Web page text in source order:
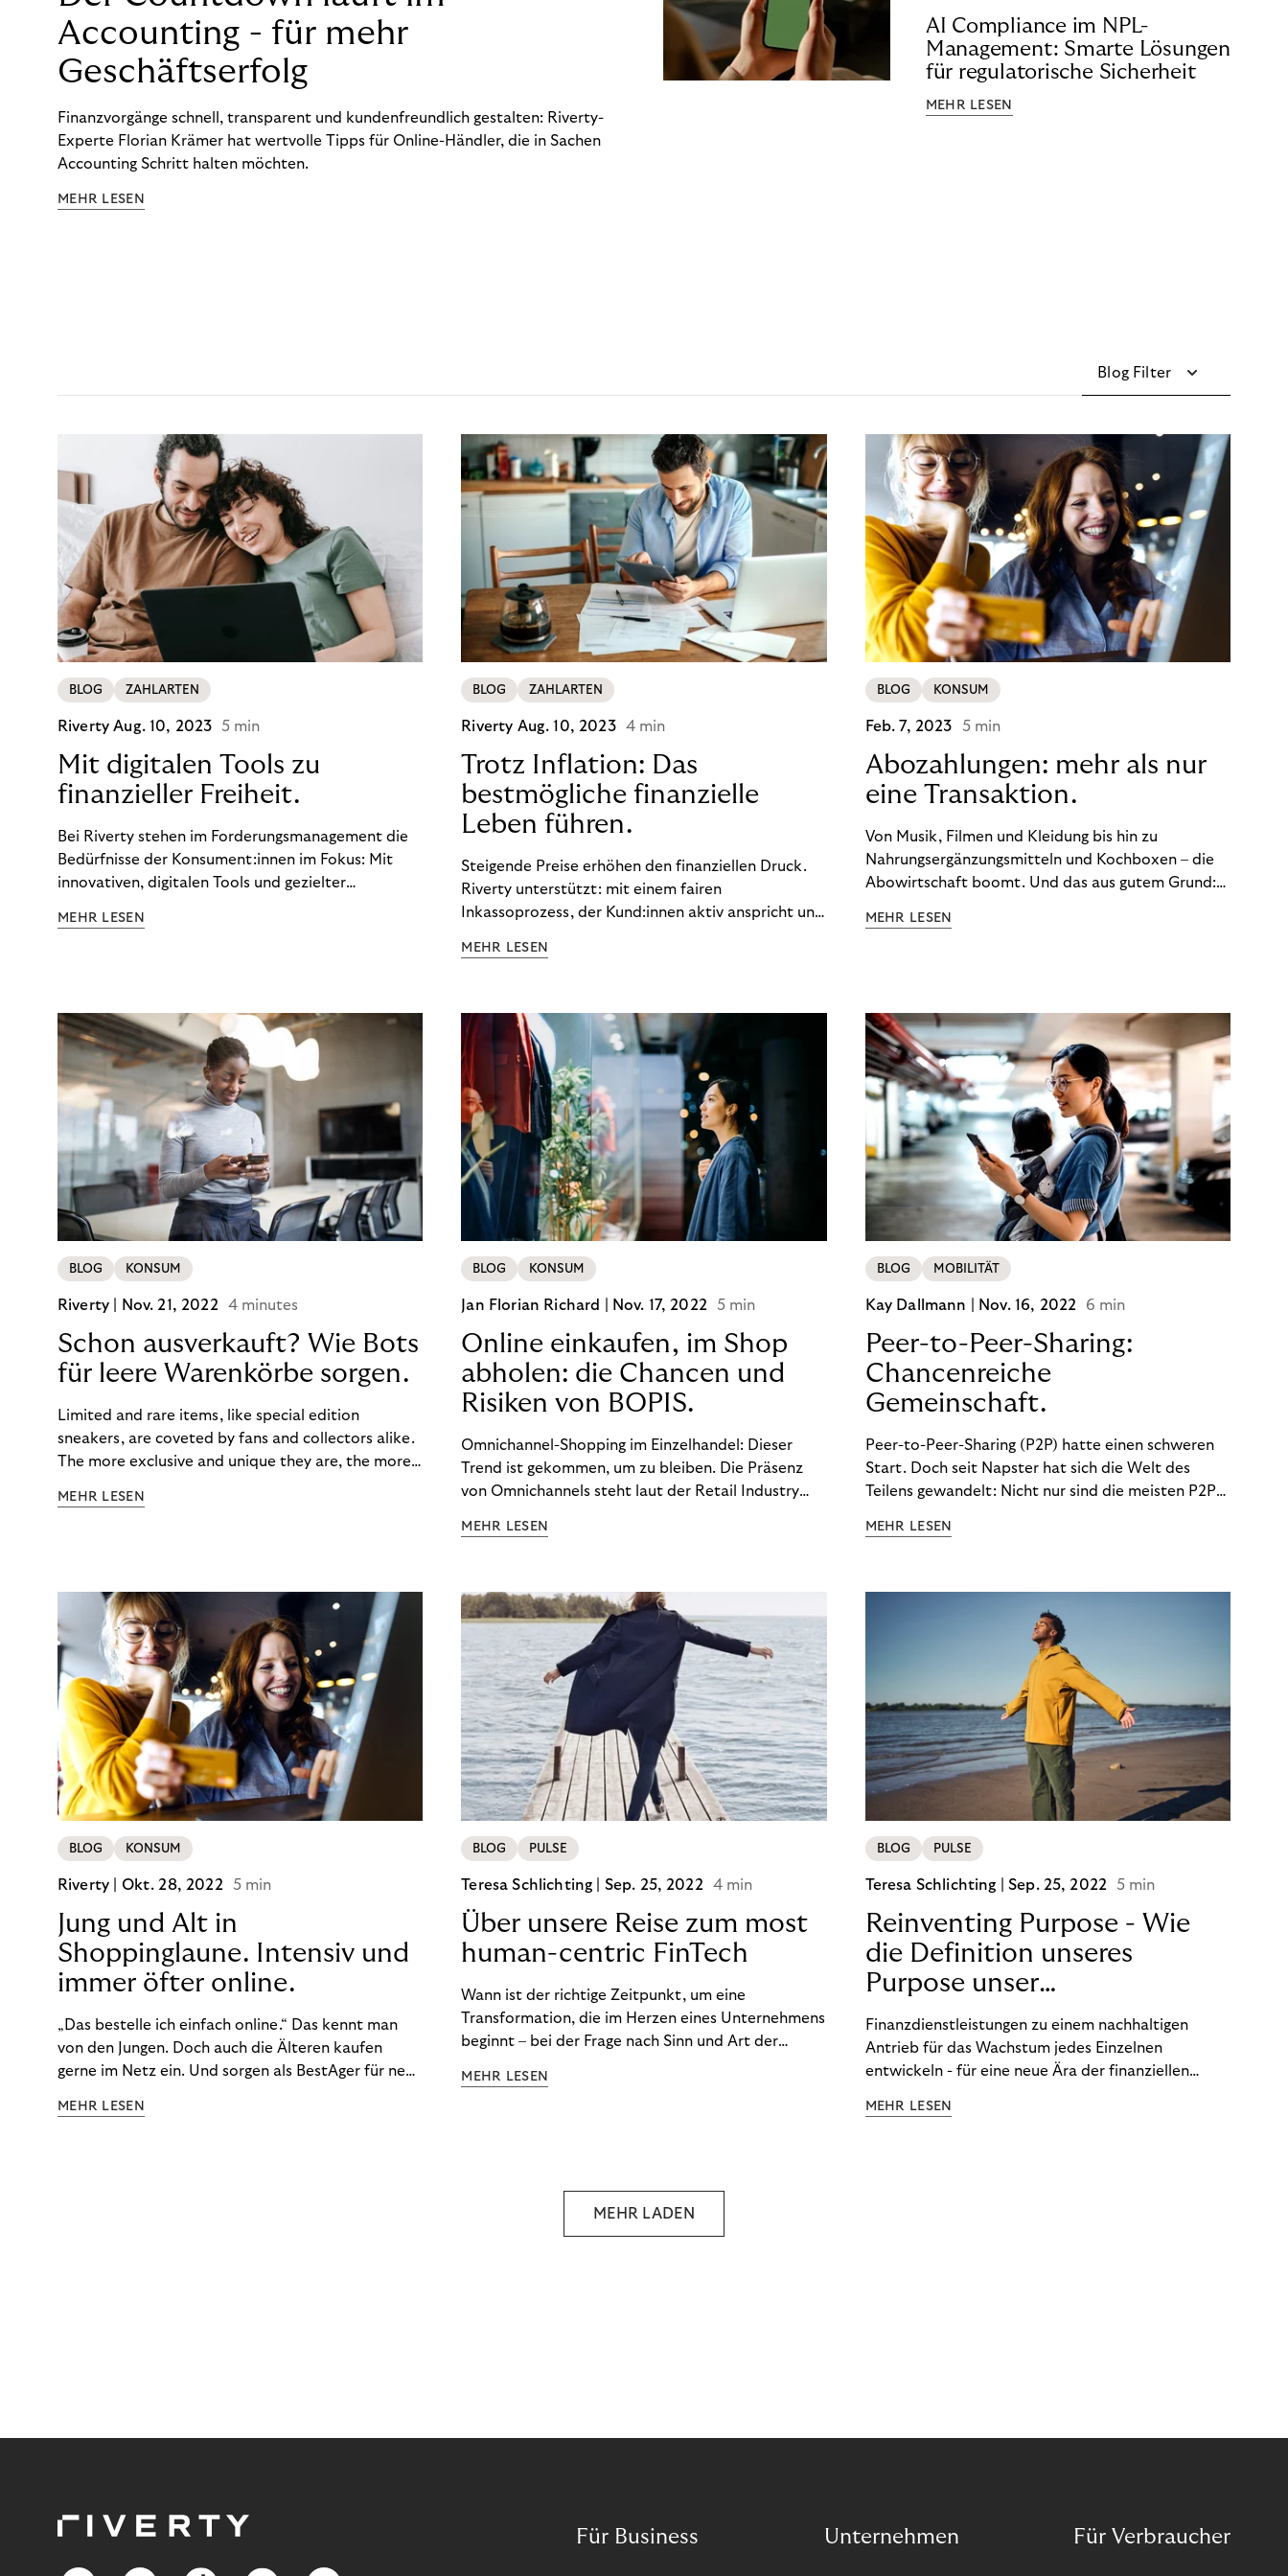
Accounting - für mehr
Geschäftserfolg
Finanzvorgänge schnell, transparent und kundenfreundlich gestalten: Riverty-
Experte Florian Krämer hat wertvolle Tipps für Online-Händler, die in Sachen
Accounting Schritt halten möchten.
MEHR LESEN
AI Compliance im NPL-
Management: Smarte Lösungen
für regulatorische Sicherheit
MEHR LESEN
Blog Filter
BLOG ZAHLARTEN
RivertyAug. 10, 2023 5 min
Mit digitalen Tools zu
finanzieller Freiheit.
Bei Riverty stehen im Forderungsmanagement die
Bedürfnisse der Konsument:innen im Fokus: Mit
innovativen, digitalen Tools und gezielter
ein Leben in finanzieller Freiheit zu führen. So
MEHR LESEN
BLOG ZAHLARTEN
Riverty Aug. 10, 2023 4 min
Trotz Inflation: Das
bestmögliche finanzielle
Leben führen.
Steigende Preise erhöhen den finanziellen Druck.
Riverty unterstützt: mit einem fairen
Inkassoprozess, der Kund:innen aktiv anspricht und
Finanzbildung ermöglicht. So bleiben Menschen
Unternehmen.
MEHR LESEN
BLOG KONSUM
Feb. 7, 2023 5 min
Abozahlungen: mehr als nur
eine Transaktion.
Von Musik, Filmen und Kleidung bis hin zu
Nahrungsergänzungsmitteln und Kochboxen – die
Abowirtschaft boomt. Und das aus gutem Grund:
wünschen. Sie ermöglichen es uns, Produkte und
entdeckt. Und das neue Geschäftsmodell rentiert
sich. Doch was genau können Sie tun, um
Abozahlungen für Ihren Erfolg zu nutzen?
MEHR LESEN
BLOG KONSUM
Riverty | Nov. 21, 2022 4 minutes
Schon ausverkauft? Wie Bots
für leere Warenkörbe sorgen.
Limited and rare items, like special edition
sneakers, are coveted by fans and collectors alike.
The more exclusive and unique they are, the more
industry uses artificial scarcity, also known as a
value. You might be thinking, “Kerching!”. But this is
really an unwanted side effect – one which more
and more companies are taking technical steps to
tackle.
MEHR LESEN
BLOG KONSUM
Jan Florian Richard | Nov. 17, 2022 5 min
Online einkaufen, im Shop
abholen: die Chancen und
Risiken von BOPIS.
Omnichannel-Shopping im Einzelhandel: Dieser
Trend ist gekommen, um zu bleiben. Die Präsenz
von Omnichannels steht laut der Retail Industry
nicht mehr verzichtet werden kann. Ein fester
online ein und holen die Ware im Shop ab. BOPIS
bietet zwar viele Vorteile, hat aber auch seinen
Preis. Potenzielle Betrugsfälle oder zusätzliche
Betriebskosten sind nur einige der Risiken. Ist es
das also wert? Wir stellen die Vor- und Nachteile
von BOPIS vor.
MEHR LESEN
BLOG MOBILITÄT
Kay Dallmann | Nov. 16, 2022 6 min
Peer-to-Peer-Sharing:
Chancenreiche
Gemeinschaft.
Peer-to-Peer-Sharing (P2P) hatte einen schweren
Start. Doch seit Napster hat sich die Welt des
Teilens gewandelt: Nicht nur sind die meisten P2P-
wird, hat sich geändert. Das bietet Unternehmen
MEHR LESEN
BLOG KONSUM
Riverty | Okt. 28, 2022 5 min
Jung und Alt in
Shoppinglaune. Intensiv und
immer öfter online.
„Das bestelle ich einfach online.“ Das kennt man
von den Jungen. Doch auch die Älteren kaufen
gerne im Netz ein. Und sorgen als BestAger für neue
von der Generation Z. Wir haben genauer
MEHR LESEN
BLOG PULSE
Teresa Schlichting | Sep. 25, 2022 4 min
Über unsere Reise zum most
human-centric FinTech
Wann ist der richtige Zeitpunkt, um eine
Transformation, die im Herzen eines Unternehmens
beginnt – bei der Frage nach Sinn und Art der
kommuniziert man ein Ziel, das so ganzheitlich ist,
MEHR LESEN
BLOG PULSE
Teresa Schlichting |Sep. 25, 2022 5 min
Reinventing Purpose - Wie
die Definition unseres
Purpose unser
Transformation beeinflusst
hat!
Finanzdienstleistungen zu einem nachhaltigen
Antrieb für das Wachstum jedes Einzelnen
entwickeln - für eine neue Ära der finanziellen
Startpunkt unserer Transformation. Lesen Sie mehr
MEHR LESEN
MEHR LADEN
Für Business Unternehmen Für Verbraucher